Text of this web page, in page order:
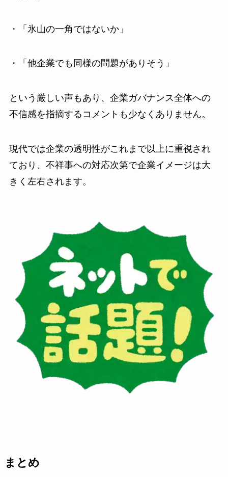
・「氷山の一角ではないか」
・「他企業でも同様の問題がありそう」
という厳しい声もあり、企業ガバナンス全体への
不信感を指摘するコメントも少なくありません。
現代では企業の透明性がこれまで以上に重視され
ており、不祥事への対応次第で企業イメージは大
きく左右されます。
まとめ